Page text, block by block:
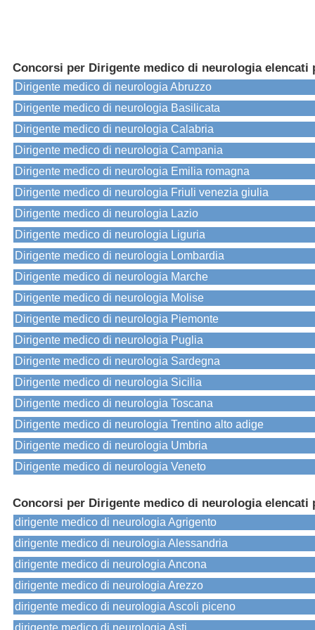
Concorsi per Dirigente medico di neurologia elencati
Dirigente medico di neurologia Abruzzo
Dirigente medico di neurologia Basilicata
Dirigente medico di neurologia Calabria
Dirigente medico di neurologia Campania
Dirigente medico di neurologia Emilia romagna
Dirigente medico di neurologia Friuli venezia giulia
Dirigente medico di neurologia Lazio
Dirigente medico di neurologia Liguria
Dirigente medico di neurologia Lombardia
Dirigente medico di neurologia Marche
Dirigente medico di neurologia Molise
Dirigente medico di neurologia Piemonte
Dirigente medico di neurologia Puglia
Dirigente medico di neurologia Sardegna
Dirigente medico di neurologia Sicilia
Dirigente medico di neurologia Toscana
Dirigente medico di neurologia Trentino alto adige
Dirigente medico di neurologia Umbria
Dirigente medico di neurologia Veneto
Concorsi per Dirigente medico di neurologia elencati
dirigente medico di neurologia Agrigento
dirigente medico di neurologia Alessandria
dirigente medico di neurologia Ancona
dirigente medico di neurologia Arezzo
dirigente medico di neurologia Ascoli piceno
dirigente medico di neurologia Asti